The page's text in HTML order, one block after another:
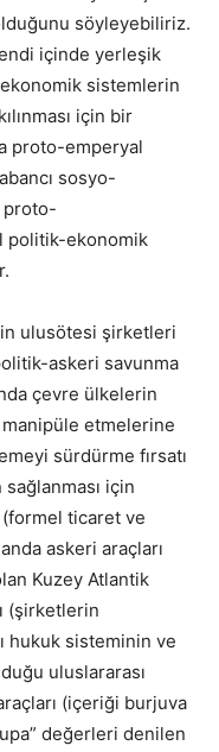
söyleyebiliriz.
içinde yerleşik
sistemlerin
için bir
proto-emperyal
sosyo-
proto-
politik-ekonomik
ulusötesi şirketleri
askeri savunma
çevre ülkelerin
etmelerine
sürdürme fırsatı
için
ticaret ve
askeri araçları
Kuzey Atlantik
(şirketlerin
hukuk sisteminin ve
uluslararası
(içeriği burjuva
değerleri denilen